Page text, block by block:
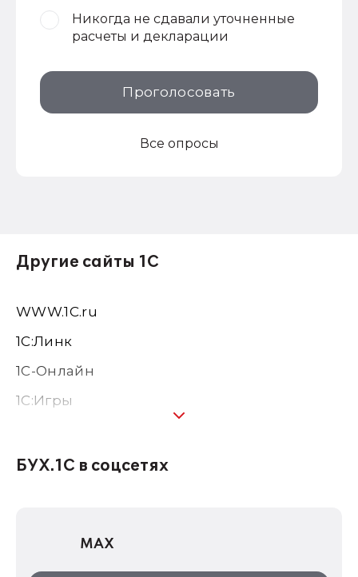
Никогда не сдавали уточненные
расчеты и декларации
Проголосовать
Все опросы
Другие сайты 1С
WWW.1С.ru
1С:Линк
1С-Онлайн
1C:Игры
1С:Консалтинг
1С:Дистрибьюция
БУХ.1С в соцсетях
MAX